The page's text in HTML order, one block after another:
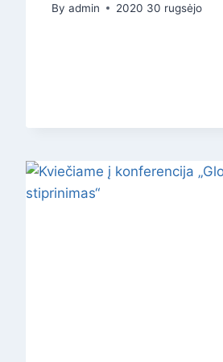
By admin 2020 30 rugsėjo